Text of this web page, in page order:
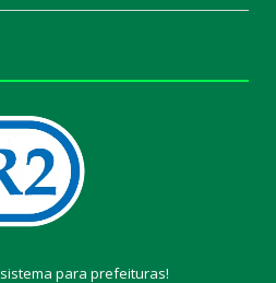
sistema para prefeituras!